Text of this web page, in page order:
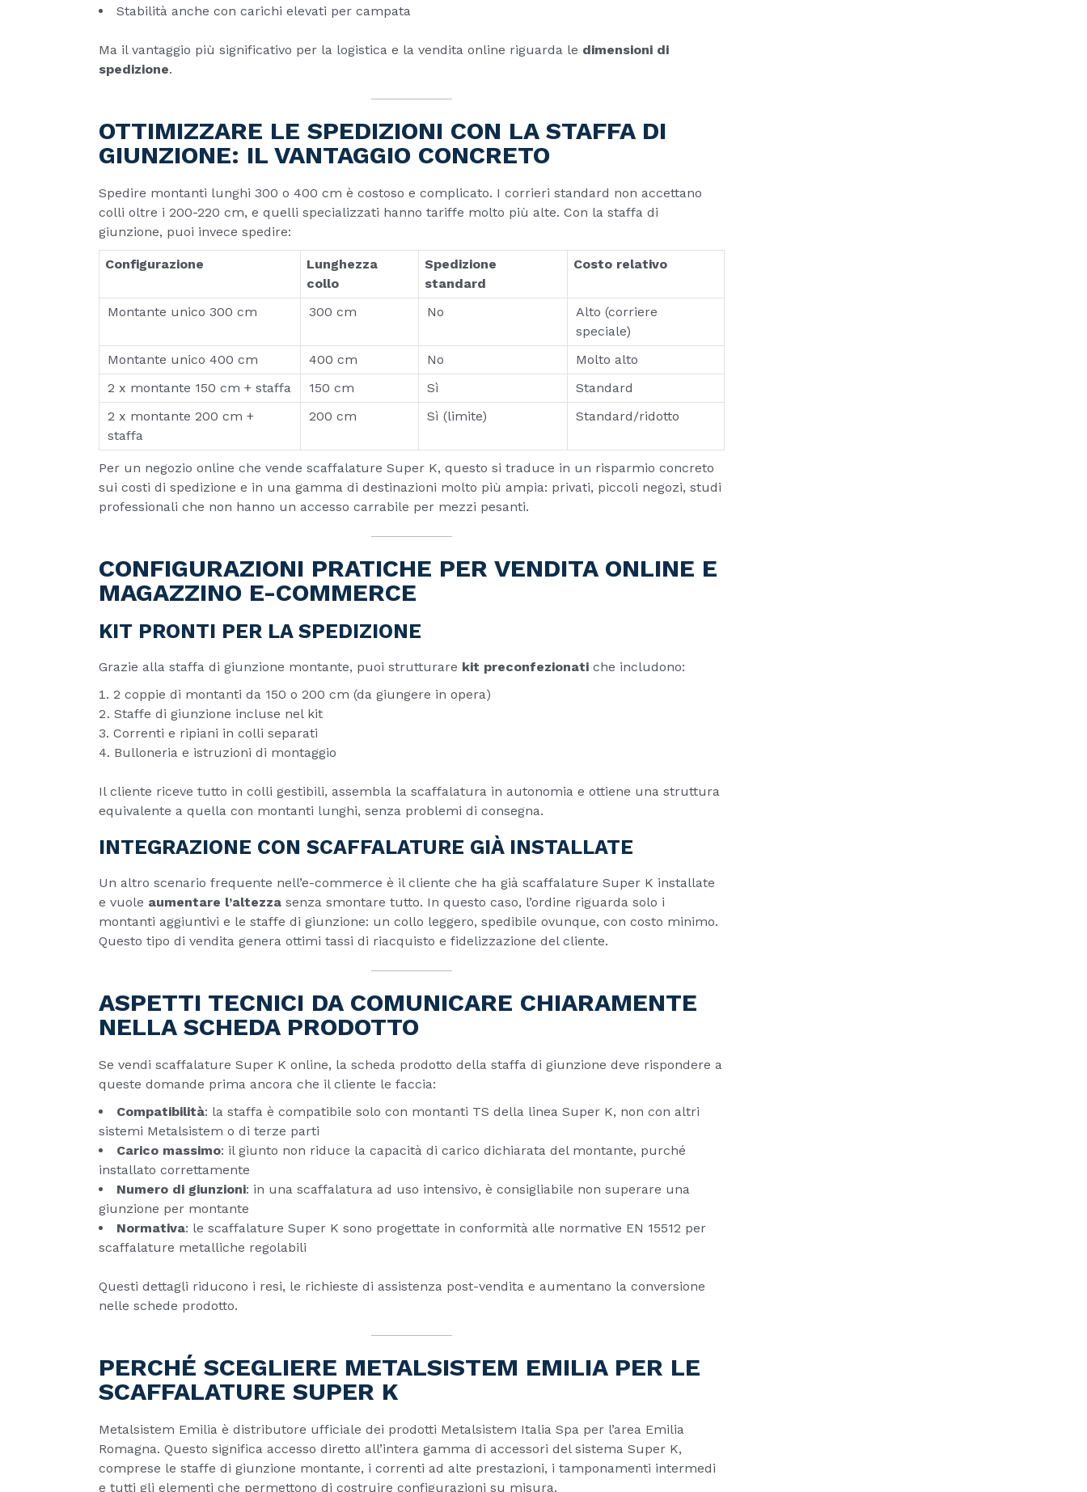
Stabilità anche con carichi elevati per campata
Ma il vantaggio più significativo per la logistica e la vendita online riguarda le dimensioni di
spedizione.
OTTIMIZZARE LE SPEDIZIONI CON LA STAFFA DI
GIUNZIONE: IL VANTAGGIO CONCRETO
Spedire montanti lunghi 300 o 400 cm è costoso e complicato. I corrieri standard non accettano
colli oltre i 200-220 cm, e quelli specializzati hanno tariffe molto più alte. Con la staffa di
giunzione, puoi invece spedire:
Configurazione
Lunghezza
collo
Spedizione
standard
Costo relativo
Montante unico 300 cm 300 cm No
Alto (corriere
speciale)
Montante unico 400 cm
400 cm No
Molto alto
2 x montante 150 cm + staffa
150 cm Sì
Standard
2 x montante 200 cm +
staffa
200 cm Sì (limite) Standard/ridotto
Per un negozio online che vende scaffalature Super K, questo si traduce in un risparmio concreto
sui costi di spedizione e in una gamma di destinazioni molto più ampia: privati, piccoli negozi, studi
professionali che non hanno un accesso carrabile per mezzi pesanti.
CONFIGURAZIONI PRATICHE PER VENDITA ONLINE E
MAGAZZINO E-COMMERCE
KIT PRONTI PER LA SPEDIZIONE
Grazie alla staffa di giunzione montante, puoi strutturare kit preconfezionati che includono:
2 coppie di montanti da 150 o 200 cm (da giungere in opera)
Staffe di giunzione incluse nel kit
Correnti e ripiani in colli separati
Bulloneria e istruzioni di montaggio
Il cliente riceve tutto in colli gestibili, assembla la scaffalatura in autonomia e ottiene una struttura
equivalente a quella con montanti lunghi, senza problemi di consegna.
INTEGRAZIONE CON SCAFFALATURE GIÀ INSTALLATE
Un altro scenario frequente nell’e-commerce è il cliente che ha già scaffalature Super K installate
e vuole aumentare l’altezza senza smontare tutto. In questo caso, l’ordine riguarda solo i
montanti aggiuntivi e le staffe di giunzione: un collo leggero, spedibile ovunque, con costo minimo.
Questo tipo di vendita genera ottimi tassi di riacquisto e fidelizzazione del cliente.
ASPETTI TECNICI DA COMUNICARE CHIARAMENTE
NELLA SCHEDA PRODOTTO
Se vendi scaffalature Super K online, la scheda prodotto della staffa di giunzione deve rispondere a
queste domande prima ancora che il cliente le faccia:
Compatibilità: la staffa è compatibile solo con montanti TS della linea Super K, non con altri
sistemi Metalsistem o di terze parti
Carico massimo: il giunto non riduce la capacità di carico dichiarata del montante, purché
installato correttamente
Numero di giunzioni: in una scaffalatura ad uso intensivo, è consigliabile non superare una
giunzione per montante
Normativa: le scaffalature Super K sono progettate in conformità alle normative EN 15512 per
scaffalature metalliche regolabili
Questi dettagli riducono i resi, le richieste di assistenza post-vendita e aumentano la conversione
nelle schede prodotto.
PERCHÉ SCEGLIERE METALSISTEM EMILIA PER LE
SCAFFALATURE SUPER K
Metalsistem Emilia è distributore ufficiale dei prodotti Metalsistem Italia Spa per l’area Emilia
Romagna. Questo significa accesso diretto all’intera gamma di accessori del sistema Super K,
comprese le staffe di giunzione montante, i correnti ad alte prestazioni, i tamponamenti intermedi
e tutti gli elementi che permettono di costruire configurazioni su misura.